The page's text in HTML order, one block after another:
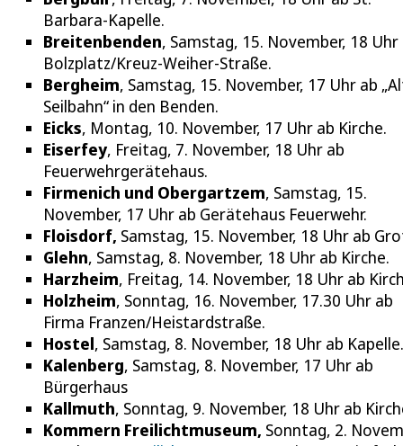
Barbara-Kapelle.
Breitenbenden, Samstag, 15. November, 18 Uhr
Bolzplatz/Kreuz-Weiher-Straße.
Bergheim, Samstag, 15. November, 17 Uhr ab
Seilbahn“ in den Benden.
Eicks, Montag, 10. November, 17 Uhr ab Kirche.
Eiserfey, Freitag, 7. November, 18 Uhr ab
Feuerwehrgerätehaus.
Firmenich und Obergartzem, Samstag, 15.
November, 17 Uhr ab Gerätehaus Feuerwehr.
Floisdorf, Samstag, 15. November, 18 Uhr ab
Glehn, Samstag, 8. November, 18 Uhr ab Kirche.
Harzheim, Freitag, 14. November, 18 Uhr ab
Holzheim, Sonntag, 16. November, 17.30 Uhr ab
Firma Franzen/Heistardstraße.
Hostel, Samstag, 8. November, 18 Uhr ab Kapelle.
Kalenberg, Samstag, 8. November, 17 Uhr ab
Bürgerhaus
Kallmuth, Sonntag, 9. November, 18 Uhr ab
Kommern Freilichtmuseum, Sonntag, 2.